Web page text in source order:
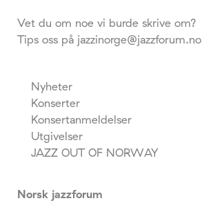
Vet du om noe vi burde skrive om?
Tips oss på jazzinorge@jazzforum.no
Nyheter
Konserter
Konsertanmeldelser
Utgivelser
JAZZ OUT OF NORWAY
Norsk jazzforum